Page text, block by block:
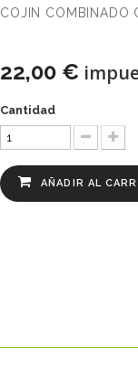
COJIN COMBINADO
22,00 €
Cantidad
AÑADIR AL